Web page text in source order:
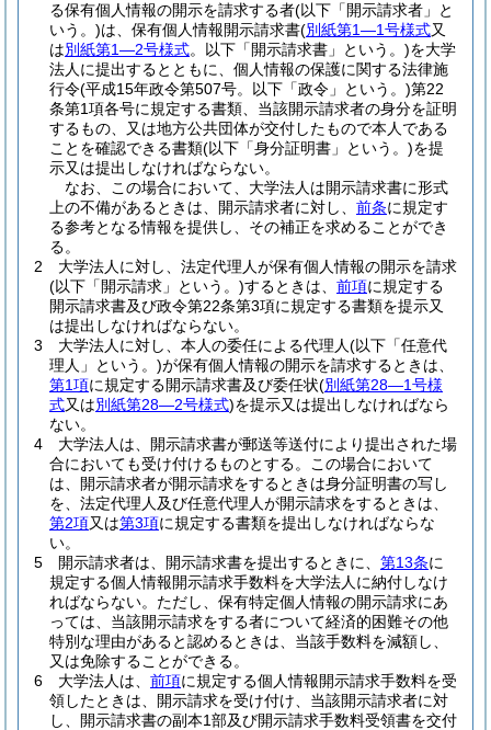
る保有個人情報の開示を請求する者(以下「開示請求者」と
いう。)は、保有個人情報開示請求書(別紙第1―1号様式又
は別紙第1―2号様式。以下「開示請求書」という。)を大学
法人に提出するとともに、個人情報の保護に関する法律施
行令(平成15年政令第507号。以下「政令」という。)第22
条第1項各号に規定する書類、当該開示請求者の身分を証明
するもの、又は地方公共団体が交付したもので本人である
ことを確認できる書類(以下「身分証明書」という。)を提
示又は提出しなければならない。
なお、この場合において、大学法人は開示請求書に形式
上の不備があるときは、開示請求者に対し、 前条に規定す
る参考となる情報を提供し、その補正を求めることができ
る。
2
大学法人に対し、法定代理人が保有個人情報の開示を請求
(以下「開示請求」という。)するときは、 前項に規定する
開示請求書及び政令第22条第3項に規定する書類を提示又
は提出しなければならない。
3
大学法人に対し、本人の委任による代理人(以下「任意代
理人」という。)が保有個人情報の開示を請求するときは、
第1項に規定する開示請求書及び委任状(別紙第28―1号様
式又は別紙第28―2号様式)を提示又は提出しなければなら
ない。
4
大学法人は、開示請求書が郵送等送付により提出された場
合においても受け付けるものとする。
この場合において
は、開示請求者が開示請求をするときは身分証明書の写し
を、法定代理人及び任意代理人が開示請求をするときは、
第2項又は第3項に規定する書類を提出しなければならな
い。
5
開示請求者は、開示請求書を提出するときに、 第13条に
規定する個人情報開示請求手数料を大学法人に納付しなけ
ればならない。 ただし、保有特定個人情報の開示請求にあ
っては、当該開示請求をする者について経済的困難その他
特別な理由があると認めるときは、当該手数料を減額し、
又は免除することができる。
6
大学法人は、 前項に規定する個人情報開示請求手数料を受
領したときは、開示請求を受け付け、当該開示請求者に対
し、開示請求書の副本1部及び開示請求手数料受領書を交付